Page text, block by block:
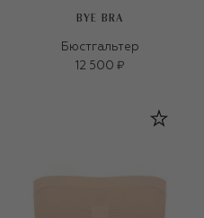
BYE BRA
Бюстгальтер
12 500 ₽